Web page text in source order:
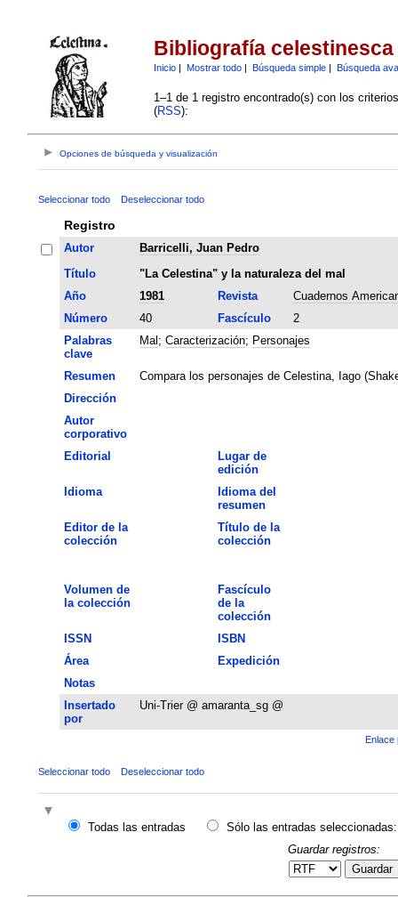
Bibliografía celestinesca
Inicio| Mostrar todo| Búsqueda simple| Búsqueda
1–1 de 1 registro encontrado(s) con los
(RSS):
Opciones de búsqueda y visualización
Seleccionar todo Deseleccionar todo
Registro
Autor
Barricelli, Juan Pedro
Título
"La Celestina" y la naturaleza del mal
Año
1981 Revista
Cuadernos
Número
40 Fascículo
2
Palabras
clave
Mal ; Caracterización; Personajes
Resumen
Compara los personajes de Celestina, Iago
Dirección
Autor
corporativo
Editorial
Lugar de
edición
Idioma
Idioma del
resumen
Editor de la
colección
Título de la
colección
Volumen de
la colección
Fascículo
de la
colección
ISSN
ISBN
Área
Expedición
Notas
Insertado
por
Uni-Trier @ amaranta_sg @
Enlace
Seleccionar todo Deseleccionar todo
Todas las entradas
Sólo las entradas seleccionadas:
Guardar registros:
Guardar